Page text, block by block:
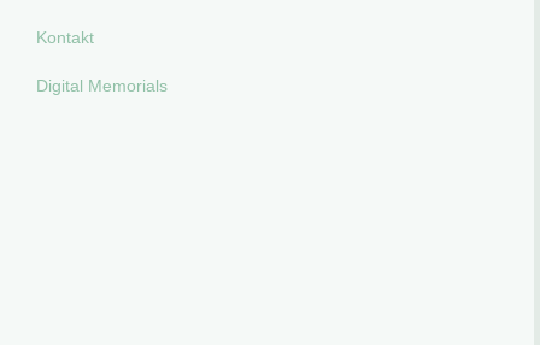
Kontakt
Digital Memorials